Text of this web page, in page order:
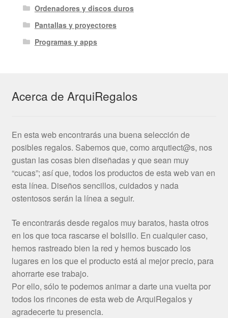
Ordenadores y discos duros
Pantallas y proyectores
Programas y apps
Acerca de ArquiRegalos
En esta web encontrarás una buena selección de
posibles regalos. Sabemos que, como arqutiect@s, nos
gustan las cosas bien diseñadas y que sean muy
“cucas”; así que, todos los productos de esta web van en
esta línea. Diseños sencillos, cuidados y nada
ostentosos serán la línea a seguir.
Te encontrarás desde regalos muy baratos, hasta otros
en los que toca rascarse el bolsillo. En cualquier caso,
hemos rastreado bien la red y hemos buscado los
lugares en los que el producto está al mejor precio, para
ahorrarte ese trabajo.
Por ello, sólo te podemos animar a darte una vuelta por
todos los rincones de esta web de ArquiRegalos y
agradecerte tu presencia.